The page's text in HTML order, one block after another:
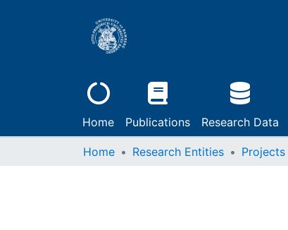
Home Publications Research Data
Home Research Entities Projects